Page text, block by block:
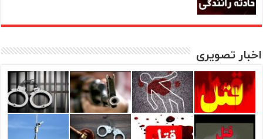
اخبار تصویری